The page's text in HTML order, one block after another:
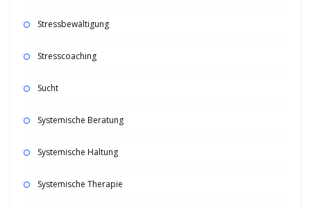
Stressbewältigung
Stresscoaching
Sucht
Systemische Beratung
Systemische Haltung
Systemische Therapie